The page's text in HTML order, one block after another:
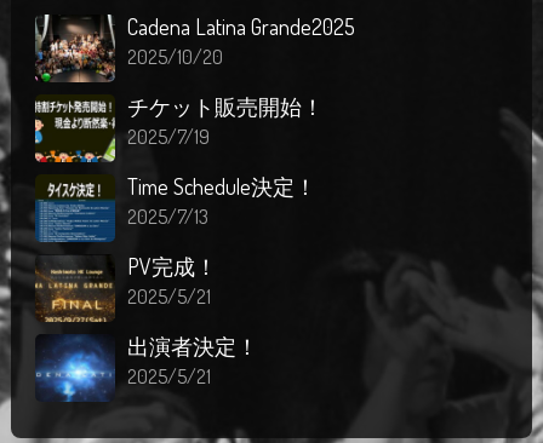
Cadena Latina Grande2025
2025/10/20
チケット販売開始！
2025/7/19
Time Schedule決定！
2025/7/13
PV完成！
2025/5/21
出演者決定！
2025/5/21